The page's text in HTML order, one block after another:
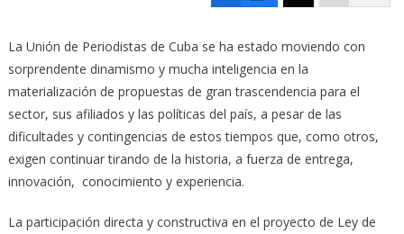
La Unión de Periodistas de Cuba se ha estado moviendo con
sorprendente dinamismo y mucha inteligencia en la
materialización de propuestas de gran trascendencia para el
sector, sus afiliados y las políticas del país, a pesar de las
dificultades y contingencias de estos tiempos que, como otros,
exigen continuar tirando de la historia, a fuerza de entrega,
innovación, conocimiento y experiencia.
La participación directa y constructiva en el proyecto de Ley de